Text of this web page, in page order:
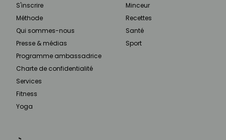
S'inscrire
Méthode
Qui sommes-nous
Presse & médias
Programme ambassadrice
Charte de confidentialité
Services
Fitness
Yoga
Minceur
Recettes
Santé
Sport